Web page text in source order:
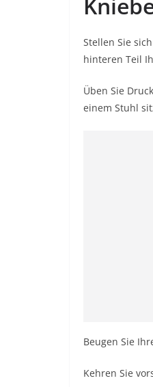
Stellen Sie
hinteren Teil
Üben Sie
einem Stuhl
Beugen Sie
Kehren Sie